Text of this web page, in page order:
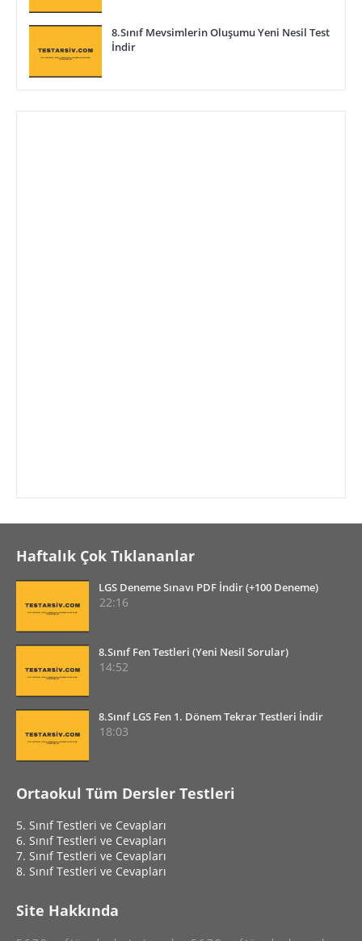
8.Sınıf Mevsimlerin Oluşumu Yeni Nesil Test
İndir
Haftalık Çok Tıklananlar
LGS Deneme Sınavı PDF İndir (+100 Deneme)
22:16
8.Sınıf Fen Testleri (Yeni Nesil Sorular)
14:52
8.Sınıf LGS Fen 1. Dönem Tekrar Testleri İndir
18:03
Ortaokul Tüm Dersler Testleri
5. Sınıf Testleri ve Cevapları
6. Sınıf Testleri ve Cevapları
7. Sınıf Testleri ve Cevapları
8. Sınıf Testleri ve Cevapları
Site Hakkında